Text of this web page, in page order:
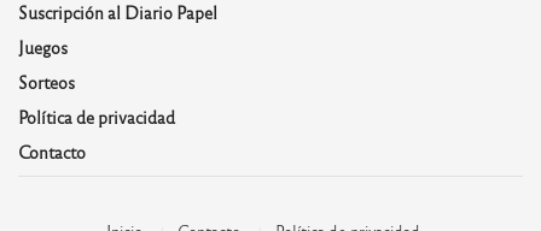
Suscripción al Diario Papel
Juegos
Sorteos
Política de privacidad
Contacto